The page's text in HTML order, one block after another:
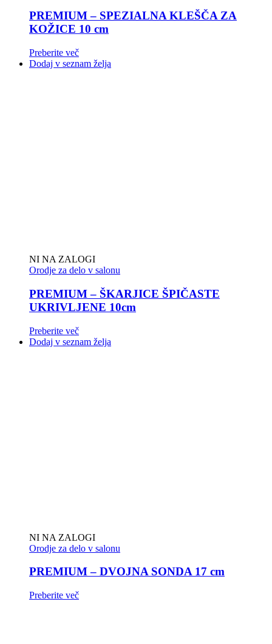
PREMIUM – SPEZIALNA KLEŠČA ZA
KOŽICE 10 cm
Preberite več
Dodaj v seznam želja
NI NA ZALOGI
Orodje za delo v salonu
PREMIUM – ŠKARJICE ŠPIČASTE
UKRIVLJENE 10cm
Preberite več
Dodaj v seznam želja
NI NA ZALOGI
Orodje za delo v salonu
PREMIUM – DVOJNA SONDA 17 cm
Preberite več